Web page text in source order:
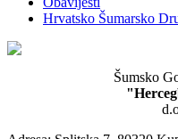
Hrvatsko Šumarsko
Šumsko